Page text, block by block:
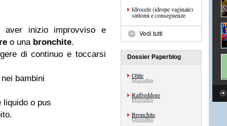
aver inizio improvviso e
o una bronchite.
di continuo e toccarsi
bambini
liquido o pus
Idrocele (idrope vaginale)
sintomi e conseguenze
Vedi tutti
Dossier Paperblog
Otite
Malattie
Raffreddore
Malattie
Bronchite
Malattie